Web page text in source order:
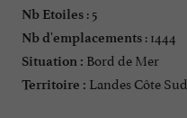
Nb Etoiles : 5
Nb d'emplacements : 1444
Situation : Bord de Mer
Territoire : Landes Côte Sud